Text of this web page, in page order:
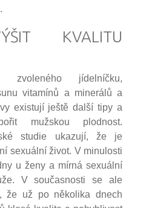
KVALITU
zvoleného jídelníčku,
vitamínů a minerálů a
existují ještě další tipy a
mužskou plodnost.
studie ukazují, že je
sexuální život. V minulosti
u ženy a mírná sexuální
V současnosti se ale
že už po několika dnech